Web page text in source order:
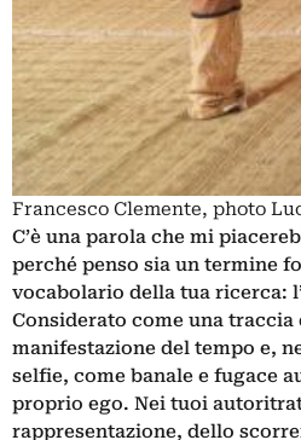
Francesco Clemente, photo
C’è una parola che mi
perché penso sia un termine
vocabolario della tua ricerca:
Considerato come una traccia
manifestazione del tempo e,
selfie, come banale e fugace
proprio ego. Nei tuoi
rappresentazione, dello